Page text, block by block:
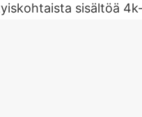
sisältöä